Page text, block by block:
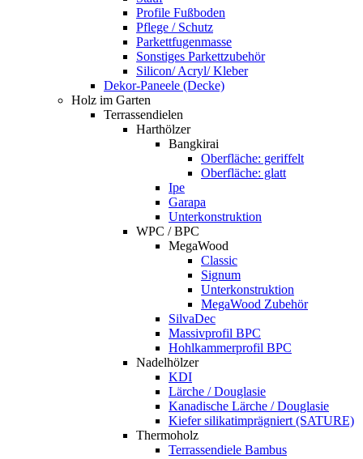
Profile Fußboden
Pflege / Schutz
Parkettfugenmasse
Sonstiges Parkettzubehör
Silicon/ Acryl/ Kleber
Dekor-Paneele (Decke)
Holz im Garten
Terrassendielen
Harthölzer
Bangkirai
Oberfläche: geriffelt
Oberfläche: glatt
Ipe
Garapa
Unterkonstruktion
WPC / BPC
MegaWood
Classic
Signum
Unterkonstruktion
MegaWood Zubehör
SilvaDec
Massivprofil BPC
Hohlkammerprofil BPC
Nadelhölzer
KDI
Lärche / Douglasie
Kanadische Lärche / Douglasie
Kiefer silikatimprägniert (SATURE)
Thermoholz
Terrassendiele Bambus